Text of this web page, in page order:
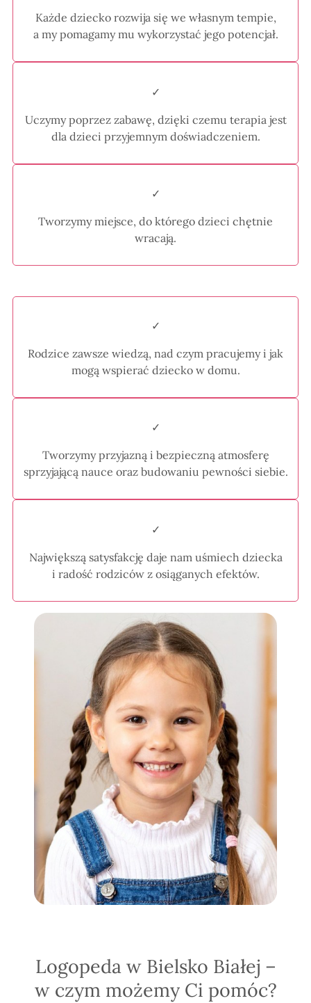
Każde dziecko rozwija się we własnym tempie,
a my pomagamy mu wykorzystać jego potencjał.
✓
Uczymy poprzez zabawę, dzięki czemu terapia jest
dla dzieci przyjemnym doświadczeniem.
✓
Tworzymy miejsce, do którego dzieci chętnie
wracają.
✓
Rodzice zawsze wiedzą, nad czym pracujemy i jak
mogą wspierać dziecko w domu.
✓
Tworzymy przyjazną i bezpieczną atmosferę
sprzyjającą nauce oraz budowaniu pewności siebie.
✓
Największą satysfakcję daje nam uśmiech dziecka
i radość rodziców z osiąganych efektów.
Logopeda w Bielsko Białej –
w czym możemy Ci pomóc?